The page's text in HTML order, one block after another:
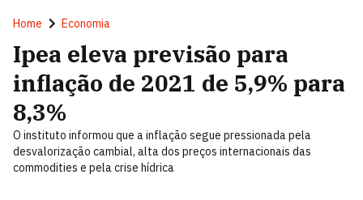
Home Economia
Ipea eleva previsão para
inflação de 2021 de 5,9% para
8,3%
O instituto informou que a inflação segue pressionada pela
desvalorização cambial, alta dos preços internacionais das
commodities e pela crise hídrica